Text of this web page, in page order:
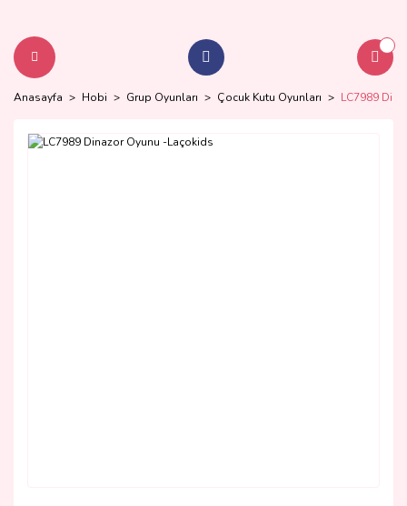
Anasayfa Hobi Grup Oyunları Çocuk Kutu Oyunları LC7989